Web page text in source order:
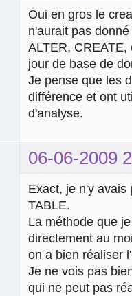
Oui en gros le
n'aurait pas
ALTER,
jour de base de
Je pense que les
différence et ont
d'analyse.
06-06-2009
Exact, je n'y avais
TABLE.
La méthode que
directement au
on a bien réaliser
Je ne vois pas
qui ne peut pas